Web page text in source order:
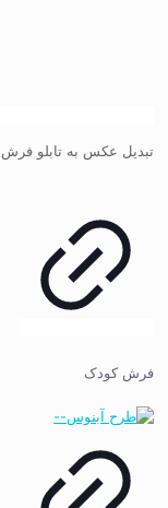
تبدیل عکس به تابلو فرش
فرش کودک